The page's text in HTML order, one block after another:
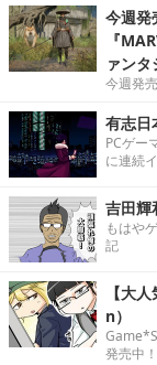
今週発
『
ァン
今週発
有志日
PCゲー
に連続
吉田輝
もはや
記
【大
n）
発売中！